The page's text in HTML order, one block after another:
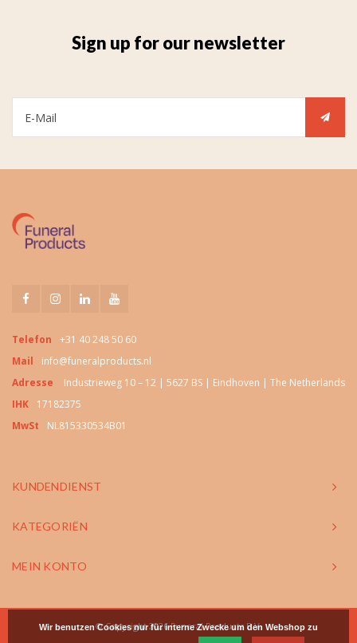
Sign up for our newsletter
Telefon
+31 40 248 50 60
Mail
info@funeralproducts.nl
Adresse
Industrieweg 10 – 12 | 5627 BS | Eindhoven | The Netherlands
IHK
17182375
MwSt
NL815330534B01
KUNDENDIENST
KATEGORIËN
MEIN KONTO
© Copyright 2026 Funeral Products B.V.
Wir benutzen Cookies nur für interne Zwecke um den Webshop zu